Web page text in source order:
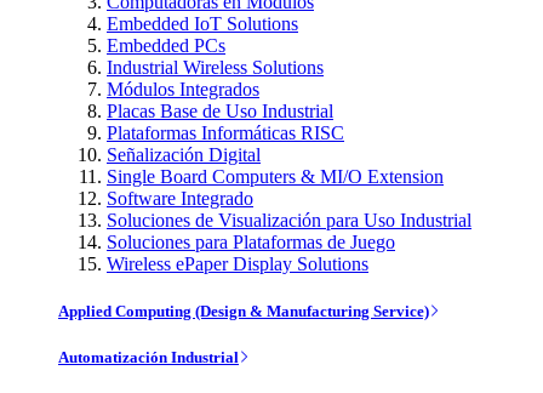
Embedded IoT Solutions
Embedded PCs
Industrial Wireless Solutions
Módulos Integrados
Placas Base de Uso Industrial
Plataformas Informáticas RISC
Señalización Digital
Single Board Computers & MI/O Extension
Software Integrado
Soluciones de Visualización para Uso Industrial
Soluciones para Plataformas de Juego
Wireless ePaper Display Solutions
Applied Computing (Design & Manufacturing Service)
Automatización Industrial